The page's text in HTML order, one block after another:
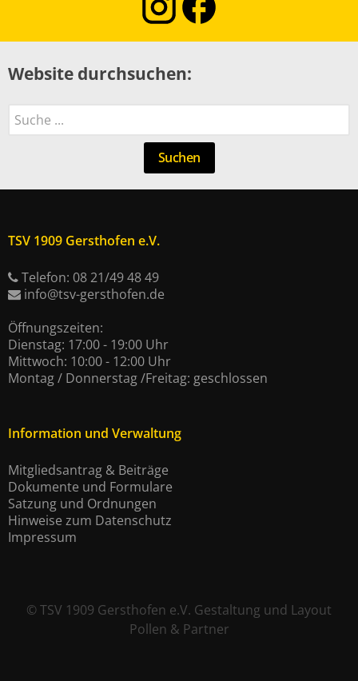
Website durchsuchen:
Suchen
Suchen
TSV 1909 Gersthofen e.V.
Telefon: 08 21/49 48 49
info@tsv-gersthofen.de
Öffnungszeiten:
Dienstag: 17:00 - 19:00 Uhr
Mittwoch: 10:00 - 12:00 Uhr
Montag / Donnerstag /Freitag: geschlossen
Information und Verwaltung
Mitgliedsantrag & Beiträge
Dokumente und Formulare
Satzung und Ordnungen
Hinweise zum Datenschutz
Impressum
©TSV 1909 Gersthofen e.V. Gestaltung und Layout
Pollen & Partner